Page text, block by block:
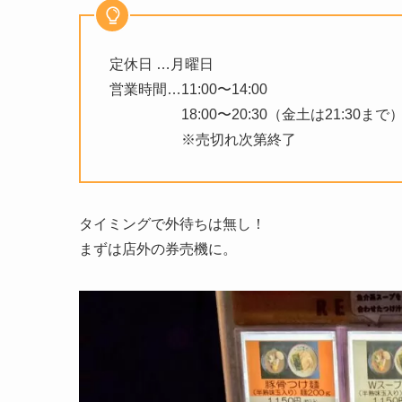
定休日 …月曜日
営業時間…11:00〜14:00
18:00〜20:30（金土は21:30まで
※売切れ次第終了
タイミングで外待ちは無し！
まずは店外の券売機に。